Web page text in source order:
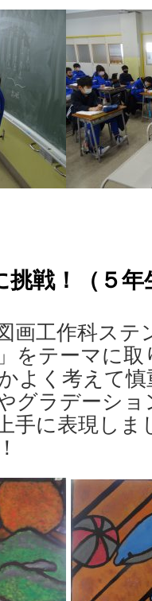
戦！（５年
画工作科ス
をテーマに
よく考えて
グラデーシ
手に表現し